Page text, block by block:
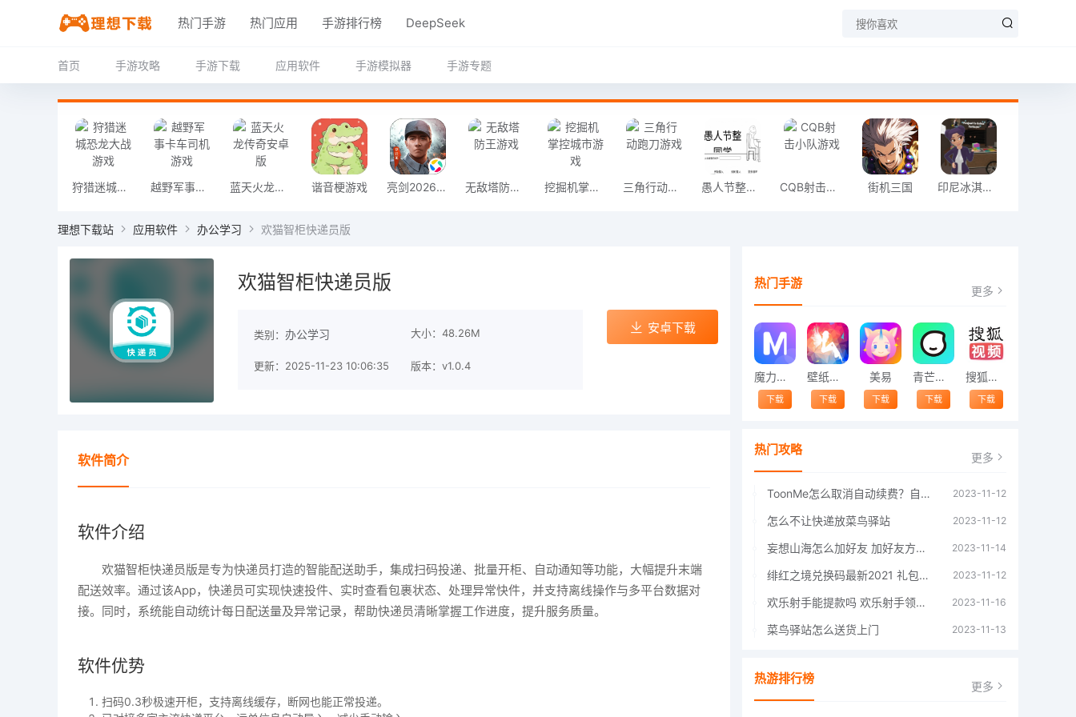
热门手游 热门应用 手游排行榜 DeepSeek
首页 手游攻略 手游下载 应用软件 手游模拟器 手游专题
狩猎迷城恐龙大战游戏 越野军事卡车司机游戏 蓝天火龙传奇安卓版 谐音梗游戏 亮剑2026官方版 无敌塔防王游戏 挖掘机掌控城市游戏 三角行动跑刀游戏 愚人节整同学 CQB射击小队游戏 街机三国 印尼冰淇淋店模拟器
理想下载站 应用软件 办公学习 欢猫智柜快递员版
欢猫智柜快递员版
类别： 办公学习 大小：48.26M
更新：2025-11-23 10:06:35 版本：v1.0.4
安卓下载
软件简介
软件介绍
欢猫智柜快递员版是专为快递员打造的智能配送助手，集成扫码投递、批量开柜、自动通知等功能，大幅提升末端
配送效率。通过该App，快递员可实现快速投件、实时查看包裹状态、处理异常快件，并支持离线操作与多平台数据对
接。同时，系统能自动统计每日配送量及异常记录，帮助快递员清晰掌握工作进度，提升服务质量。
软件优势
扫码0.3秒极速开柜，支持离线缓存，断网也能正常投递。
热门手游 更多
魔力相册
下载
壁纸精灵
下载
美易
下载
青芒交友软件官方版2021 v1.3
下载
搜狐视频app免费送会员下载安装到手机 v8.8.5
下载
热门攻略 更多
ToonMe怎么取消自动续费？自动续费关闭方法 2023-11-12
怎么不让快递放菜鸟驿站 2023-11-12
妄想山海怎么加好友 加好友方法大全 2023-11-14
绯红之境兑换码最新2021 礼包兑换码大全 2023-11-12
欢乐射手能提款吗 欢乐射手领红包是真的吗 2023-11-16
菜鸟驿站怎么送货上门 2023-11-13
热游排行榜 更多